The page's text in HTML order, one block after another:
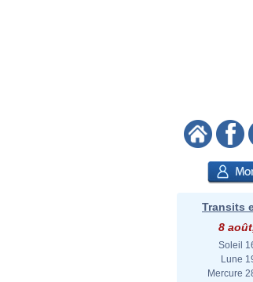
Transits
8
Soleil
Lune
Mercure